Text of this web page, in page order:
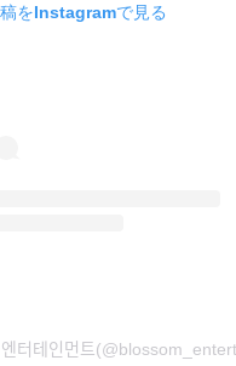
をInstagramで見る